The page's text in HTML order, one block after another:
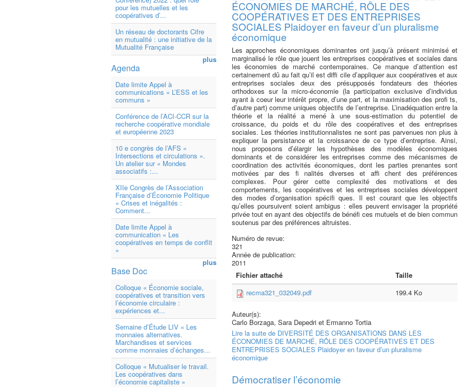
pour les mutuelles et les
coopératives d’...
Un réseau de doctorants Cifre
en mutualité : une initiative de la
Mutualité Française
plus
Agenda
Date limite Appel à
communications « L’ESS et les
communs »
Conférence de l’ACI-CCR sur la
recherche coopérative mondiale
et européenne 2023
10 e congrès de l’AFS «
Intersections et circulations ».
Un atelier sur « Mondes
associatifs :...
XIIe Congrès de l’Association
Française d’Économie Politique
« Crises et inégalités :
Comment...
Date limite Appel à
communication « Les
coopératives en temps de conflit
»
plus
Base Doc
Colloque « Économie sociale,
coopératives et transition vers
l’économie circulaire :
expériences et...
Semaine d’Étude LIV « Les
monnaies alternatives.
Marchandises et services
comme monnaies d’échanges...
Colloque « Mutualiser le travail.
Les coopératives dans
l’économie capitaliste »
ÉCONOMIES DE MARCHÉ, RÔLE DES
COOPÉRATIVES ET DES ENTREPRISES
SOCIALES Plaidoyer en faveur d’un pluralisme
économique
Les approches économiques dominantes ont jusqu’à présent minimisé et
marginalisé le rôle que jouent les entreprises coopératives et sociales dans
les économies de marché contemporaines. Ce manque d’attention est
certainement dû au fait qu’il est diffi cile d’appliquer aux coopératives et aux
entreprises sociales deux des présupposés fondateurs des théories
orthodoxes sur la micro-économie (la participation exclusive d’individus
ayant à coeur leur intérêt propre, d’une part, et la maximisation des profi ts,
d’autre part) comme uniques objectifs de l’entreprise. L’inadéquation entre la
théorie et la réalité a mené à une sous-estimation du potentiel de
croissance, du poids et du rôle des coopératives et des entreprises
sociales. Les théories institutionnalistes ne sont pas parvenues non plus à
expliquer la persistance et la croissance de ce type d’entreprise. Ainsi,
nous proposons d’élargir les hypothèses des modèles économiques
dominants et de considérer les entreprises comme des mécanismes de
coordination des activités économiques, dont les parties prenantes sont
motivées par des fi nalités diverses et affi chent des préférences
complexes. Pour gérer cette complexité des motivations et des
comportements, les coopératives et les entreprises sociales développent
des modes d’organisation spécifi ques. Il est courant que les objectifs
qu’elles poursuivent soient ambigus : elles peuvent envisager la propriété
privée tout en ayant des objectifs de bénéfi ces mutuels et de bien commun
soutenus par des préférences altruistes.
Numéro de revue:
321
Année de publication:
2011
Fichier attaché
Taille
recma321_032049.pdf
199.4 Ko
Auteur(s):
Carlo Borzaga, Sara Depedri et Ermanno Tortia
Lire la suite de DIVERSITÉ DES ORGANISATIONS DANS LES
ÉCONOMIES DE MARCHÉ, RÔLE DES COOPÉRATIVES ET DES
ENTREPRISES SOCIALES Plaidoyer en faveur d’un pluralisme
économique
Démocratiser l’économie